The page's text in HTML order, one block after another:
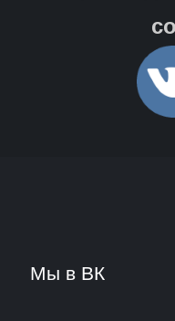
Мы в ВК